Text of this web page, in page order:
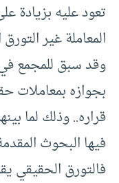
تعود عليه بزيادة
المعاملة غير
وقد سبق للمجمع
بجوازه بمعاملات
قراره.. وذلك لما
فيها البحوث
فالتورق الحقيقي